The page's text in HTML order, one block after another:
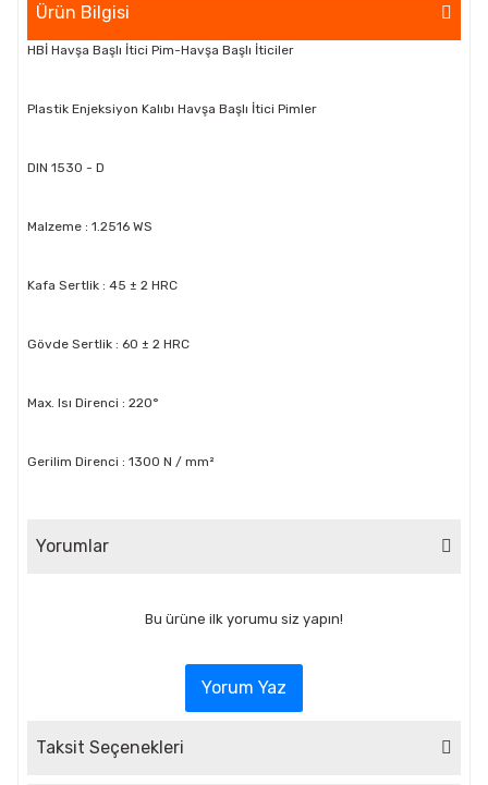
Ürün Bilgisi
HBİ Havşa Başlı İtici Pim-Havşa Başlı İticiler
Plastik Enjeksiyon Kalıbı Havşa Başlı İtici Pimler
DIN 1530 - D
Malzeme : 1.2516 WS
Kafa Sertlik : 45 ± 2 HRC
Gövde Sertlik : 60 ± 2 HRC
Max. Isı Direnci : 220°
Gerilim Direnci : 1300 N / mm²
Yorumlar
Bu ürüne ilk yorumu siz yapın!
Yorum Yaz
Taksit Seçenekleri